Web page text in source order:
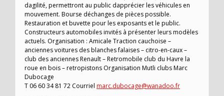
dagilité, permettront au public dapprécier les véhicules en
mouvement. Bourse déchanges de pièces possible.
Restauration et buvette pour les exposants et le public.
Constructeurs automobiles invités à présenter leurs modèles
actuels. Organisation : Amicale Traction cauchoise –
anciennes voitures des blanches falaises – citro-en-caux –
club des anciennes Renault – Retromobile club du Havre la
roue en bois – retropistons Organisation Mutli clubs Marc
Dubocage
T 06 60 34 81 72 Courriel marc.dubocage@wanadoo.fr